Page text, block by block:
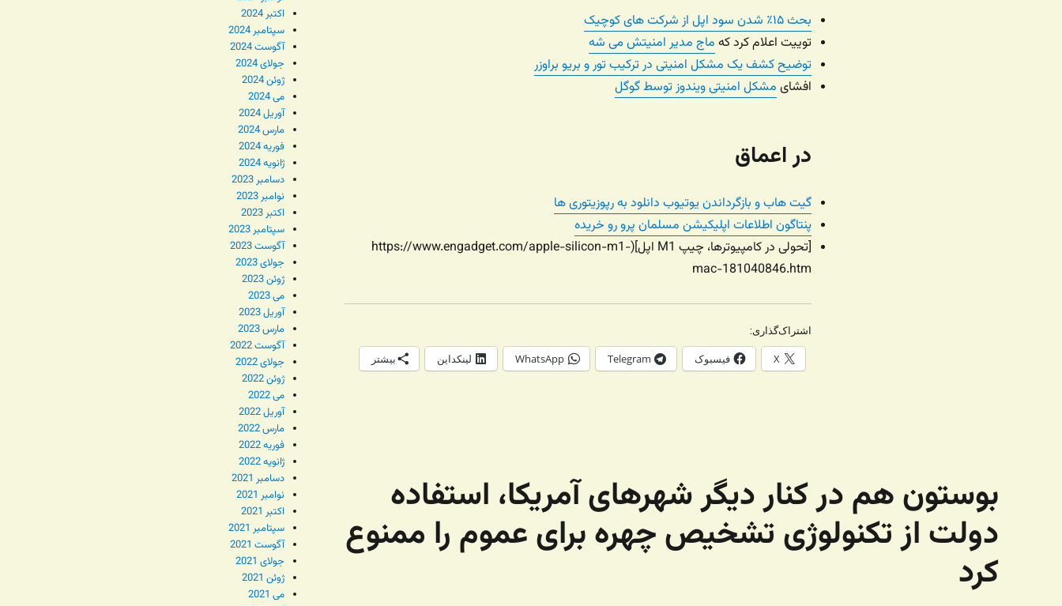
بحث ۱۵٪ شدن سود اپل از شرکت های کوچیک
توییت اعلام کرد که ماج مدیر امنیتش می شه
توضیح کشف یک مشکل امنیتی در ترکیب تور و بریو براوزر
افشای مشکل امنیتی ویندوز توسط گوگل
در اعماق
گیت هاب و بازگرداندن یوتیوب دانلود به رپوزیتوری ها
پنتاگون اطلاعات اپلیکیشن مسلمان پرو رو خریده
[تحولی در کامپیوترها، چیپ M1 اپل](https://www.engadget.com/apple-silicon-m1-
mac-181040846.htm
اشتراک‌گذاری:
X فیسبوک Telegram
WhatsApp لینکداین بیشتر
بوستون هم در کنار دیگر شهرهای آمریکا، استفاده
دولت از تکنولوژی تشخیص چهره برای عموم را ممنوع
کرد
اکتبر 2024
سپتامبر 2024
آگوست 2024
جولای 2024
ژوئن 2024
می 2024
آوریل 2024
مارس 2024
فوریه 2024
ژانویه 2024
دسامبر 2023
نوامبر 2023
اکتبر 2023
سپتامبر 2023
آگوست 2023
جولای 2023
ژوئن 2023
می 2023
آوریل 2023
مارس 2023
آگوست 2022
جولای 2022
ژوئن 2022
می 2022
آوریل 2022
مارس 2022
فوریه 2022
ژانویه 2022
دسامبر 2021
نوامبر 2021
اکتبر 2021
سپتامبر 2021
آگوست 2021
جولای 2021
ژوئن 2021
می 2021